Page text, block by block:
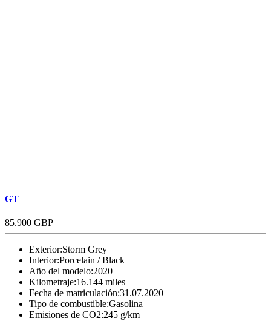
GT
85.900 GBP
Exterior:Storm Grey
Interior:Porcelain / Black
Año del modelo:2020
Kilometraje:16.144 miles
Fecha de matriculación:31.07.2020
Tipo de combustible:Gasolina
Emisiones de CO2:245 g/km